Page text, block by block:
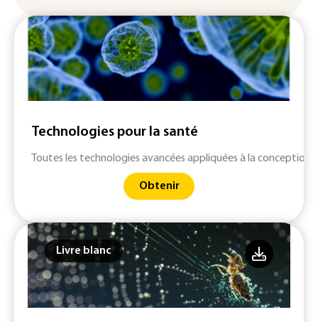
Technologies pour la santé
Toutes les technologies avancées appliquées à la conception
Obtenir
Livre blanc